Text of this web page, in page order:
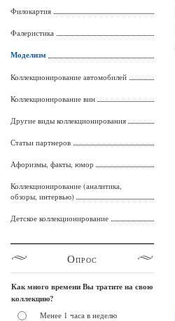
Филокартия
Фалеристика
Моделизм
Коллекционирование автомобилей
Коллекционирование вин
Другие виды коллекционирования
Статьи партнеров
Афоризмы, факты, юмор
Коллекционирование (аналитика,
обзоры, интервью)
Детское коллекционирование
Опрос
Как много времени Вы тратите на свою
коллекцию?
Менее 1 часа в неделю